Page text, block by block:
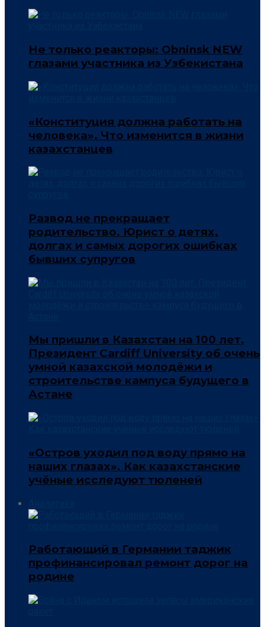
Не только реакторы: Obninsk NEW
глазами участника из Узбекистана
«Конституция должна работать на
человека». Что изменится в жизни
казахстанцев
Развод не прекращает
родительство. Юрист о детях,
долгах и самых дорогих ошибках
бывших супругов
Мы пришли в Казахстан на 100 лет.
Президент Cardiff University об очень
умной казахской молодёжи и
строительстве кампуса будущего в
Астане
«Остров уходил под воду прямо на
наших глазах». Как казахстанские
учёные исследуют тюленей
Работающий в Германии таджик
профинансировал ремонт дорог на
родине